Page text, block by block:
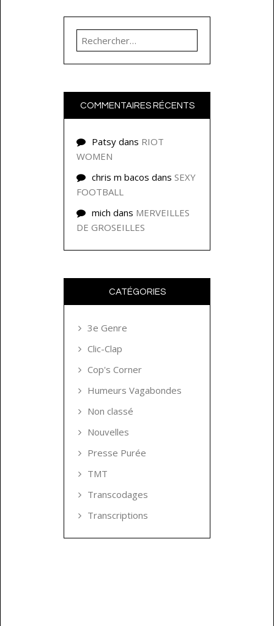
Rechercher :
COMMENTAIRES RÉCENTS
Patsy dans RIOT
WOMEN
chris m bacos dans SEXY
FOOTBALL
mich dans MERVEILLES
DE GROSEILLES
CATÉGORIES
3e Genre
Clic-Clap
Cop's Corner
Humeurs Vagabondes
Non classé
Nouvelles
Presse Purée
TMT
Transcodages
Transcriptions